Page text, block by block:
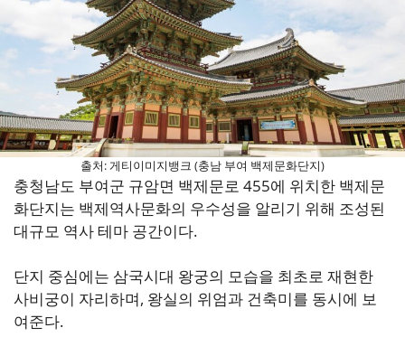
출처: 게티이미지뱅크 (충남 부여 백제문화단지)
충청남도 부여군 규암면 백제문로 455에 위치한 백제문
화단지는 백제역사문화의 우수성을 알리기 위해 조성된
대규모 역사 테마 공간이다.
단지 중심에는 삼국시대 왕궁의 모습을 최초로 재현한
사비궁이 자리하며, 왕실의 위엄과 건축미를 동시에 보
여준다.